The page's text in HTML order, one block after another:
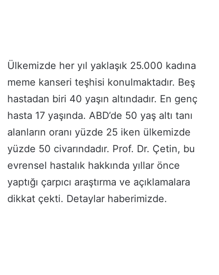
Ülkemizde her yıl yaklaşık 25.000 kadına
meme kanseri teşhisi konulmaktadır. Beş
hastadan biri 40 yaşın altındadır. En genç
hasta 17 yaşında. ABD’de 50 yaş altı tanı
alanların oranı yüzde 25 iken ülkemizde
yüzde 50 civarındadır. Prof. Dr. Çetin, bu
evrensel hastalık hakkında yıllar önce
yaptığı çarpıcı araştırma ve açıklamalara
dikkat çekti. Detaylar haberimizde.